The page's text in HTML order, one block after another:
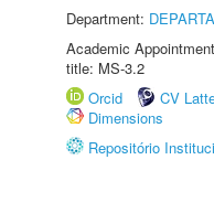
Department:
Academic
title: MS-3.2
Orcid
CV
Dimensions
Repositório